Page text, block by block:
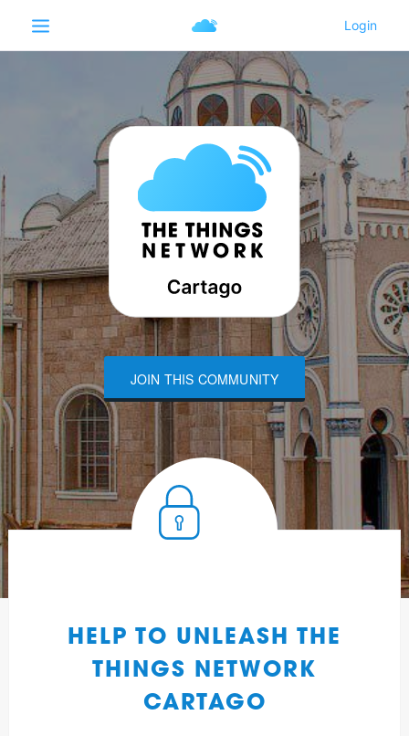
JOIN THIS COMMUNITY
HELP TO UNLEASH THE
THINGS NETWORK
CARTAGO